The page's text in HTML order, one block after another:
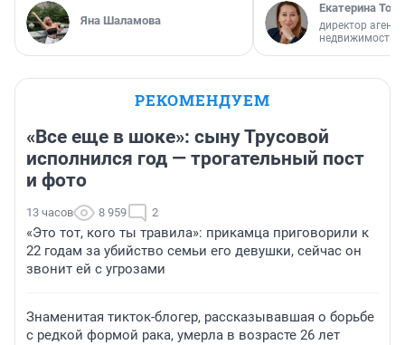
Яна Шаламова
Екатерина
директор
недвижимости
РЕКОМЕНДУЕМ
«Все еще в шоке»: сыну Трусовой
исполнился год — трогательный пост
и фото
13 часов 8 959 2
«Это тот, кого ты травила»: прикамца приговорили к
22 годам за убийство семьи его девушки, сейчас он
звонит ей с угрозами
Знаменитая тикток-блогер, рассказывавшая о борьбе
с редкой формой рака, умерла в возрасте 26 лет